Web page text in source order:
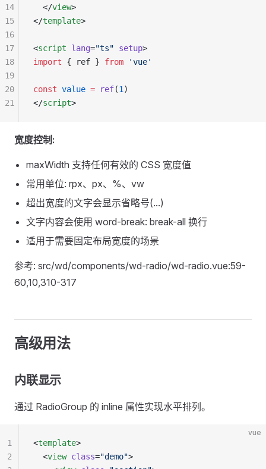
  </
view>
</template>
<script lang="ts" setup>
import { ref } from 'vue'
const value = ref(1 )
</script>
14
15
16
17
18
19
20
21
宽度控制:
maxWidth 支持任何有效的 CSS 宽度值
常用单位: rpx、px、%、vw
超出宽度的文字会显示省略号(...)
文字内容会使用 word-break: break-all 换行
适用于需要固定布局宽度的场景
参考: src/wd/components/wd-radio/wd-radio.vue:59-
60,10,310-317
高级用法
内联显示
通过 RadioGroup 的 inline 属性实现水平排列。
vue
<template>
  <
view class="demo">
1
2